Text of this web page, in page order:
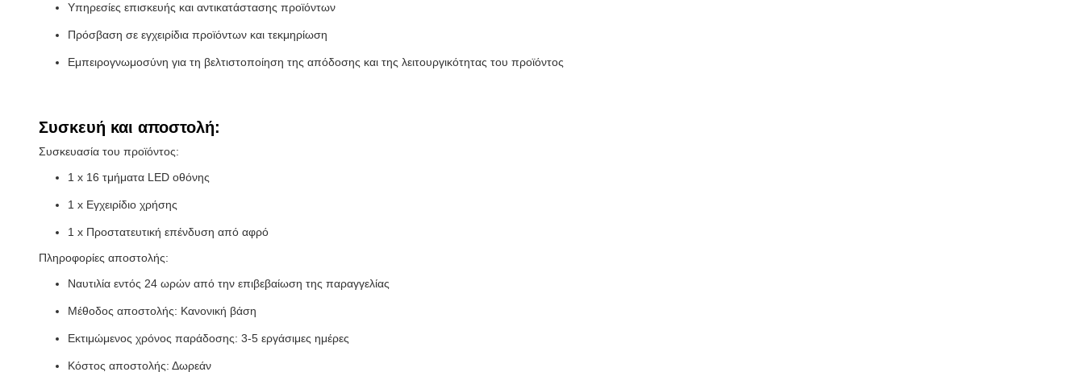
Υπηρεσίες επισκευής και αντικατάστασης προϊόντων
Πρόσβαση σε εγχειρίδια προϊόντων και τεκμηρίωση
Εμπειρογνωμοσύνη για τη βελτιστοποίηση της απόδοσης και της λειτουργικότητας του προϊόντος
Συσκευή και αποστολή:
Συσκευασία του προϊόντος:
1 x 16 τμήματα LED οθόνης
1 x Εγχειρίδιο χρήσης
1 x Προστατευτική επένδυση από αφρό
Πληροφορίες αποστολής:
Ναυτιλία εντός 24 ωρών από την επιβεβαίωση της παραγγελίας
Μέθοδος αποστολής: Κανονική βάση
Εκτιμώμενος χρόνος παράδοσης: 3-5 εργάσιμες ημέρες
Κόστος αποστολής: Δωρεάν